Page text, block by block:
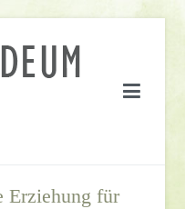
Erziehung für